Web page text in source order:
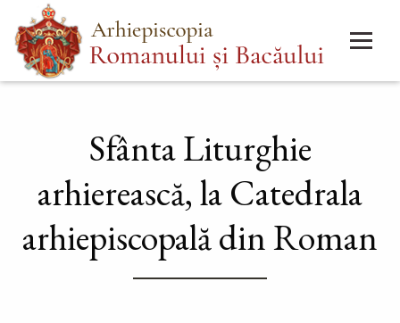
Mergi
la
conţinutul
Main
menu
Sfânta Liturghie
arhierească, la Catedrala
arhiepiscopală din Roman